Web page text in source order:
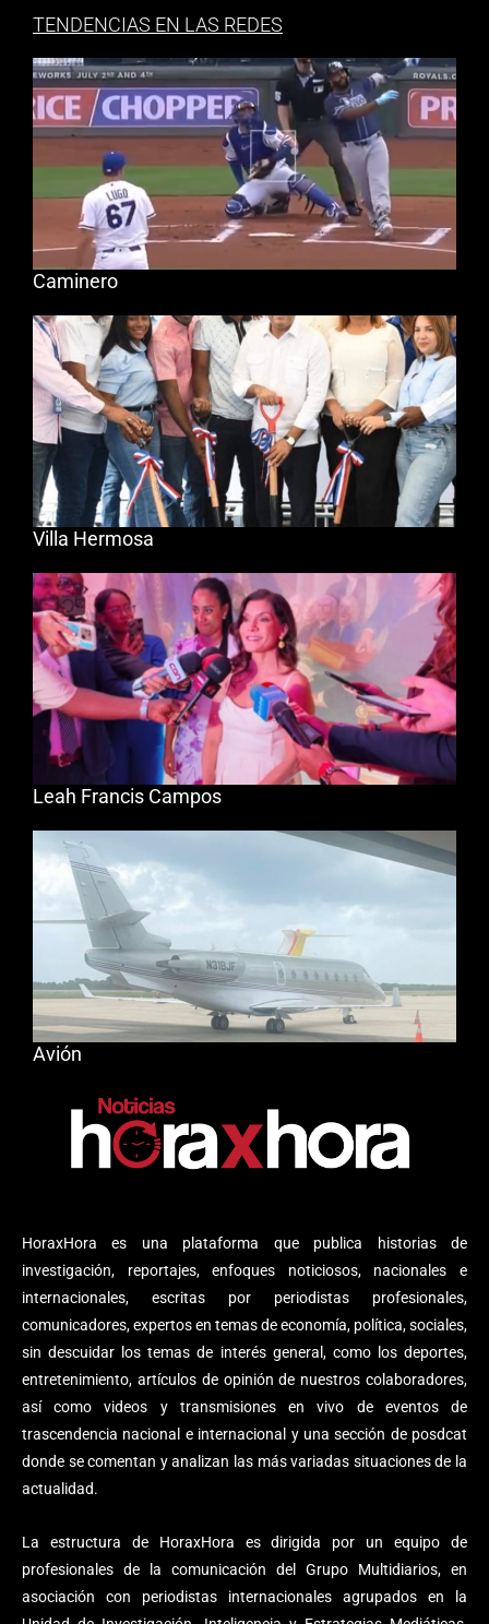
HoraxHora es una plataforma que publica historias de
investigación, reportajes, enfoques noticiosos, nacionales e
internacionales, escritas por periodistas profesionales,
comunicadores, expertos en temas de economía, política, sociales,
sin descuidar los temas de interés general, como los deportes,
entretenimiento, artículos de opinión de nuestros colaboradores,
así como videos y transmisiones en vivo de eventos de
trascendencia nacional e internacional y una sección de posdcat
donde se comentan y analizan las más variadas situaciones de la
actualidad.
La estructura de HoraxHora es dirigida por un equipo de
profesionales de la comunicación del Grupo Multidiarios, en
asociación con periodistas internacionales agrupados en la
TENDENCIAS EN LAS REDES
Caminero
Villa Hermosa
Leah Francis Campos
Avión